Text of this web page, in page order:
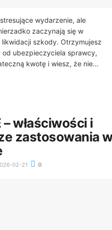
wydarzenie, ale
zaczynają się w
likwidacji szkody. Otrzymujesz
ubezpieczyciela sprawcy,
kwotę i wiesz, że nie...
– właściwości i
zastosowania
02-21 0